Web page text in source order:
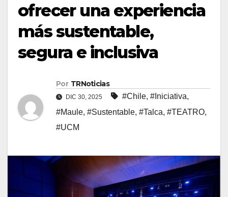
ofrecer una experiencia
más sustentable,
segura e inclusiva
Por TRNoticias
DIC 30, 2025 #Chile, #Iniciativa,
#Maule, #Sustentable, #Talca, #TEATRO,
#UCM